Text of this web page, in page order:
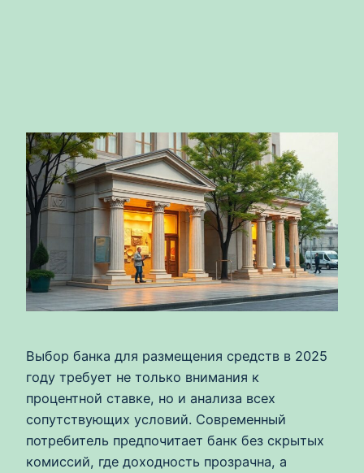
Выбор банка для размещения средств в 2025
году требует не только внимания к
процентной ставке, но и анализа всех
сопутствующих условий. Современный
потребитель предпочитает банк без скрытых
комиссий, где доходность прозрачна, а